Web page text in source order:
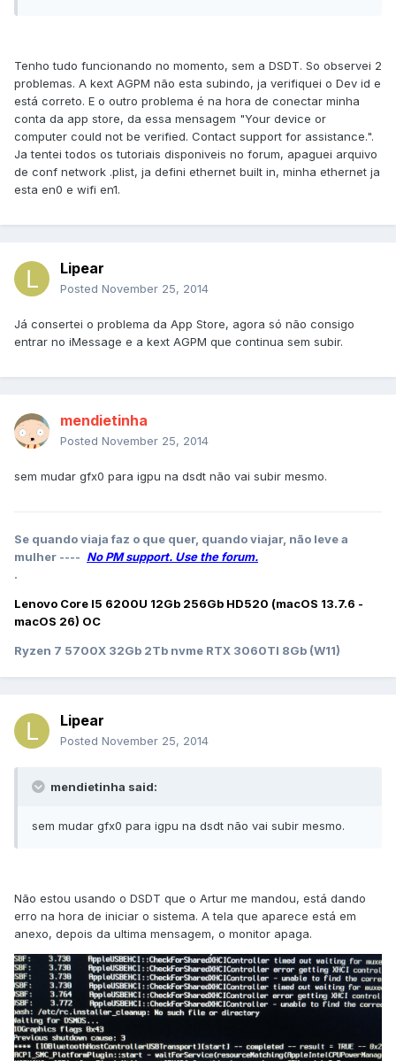
Tenho tudo funcionando no momento, sem a DSDT. So observei 2
problemas. A kext AGPM não esta subindo, ja verifiquei o Dev id e
está correto. E o outro problema é na hora de conectar minha
conta da app store, da essa mensagem "Your device or
computer could not be verified. Contact support for assistance.".
Ja tentei todos os tutoriais disponiveis no forum, apaguei arquivo
de conf network .plist, ja defini ethernet built in, minha ethernet ja
esta en0 e wifi en1.
Lipear
Posted November 25, 2014
Já consertei o problema da App Store, agora só não consigo
entrar no iMessage e a kext AGPM que continua sem subir.
mendietinha
Posted November 25, 2014
sem mudar gfx0 para igpu na dsdt não vai subir mesmo.
Se quando viaja faz o que quer, quando viajar, não leve a
mulher ---- No PM support. Use the forum.
.
Lenovo Core I5 6200U 12Gb 256Gb HD520 (macOS 13.7.6 -
macOS 26) OC
Ryzen 7 5700X 32Gb 2Tb nvme RTX 3060TI 8Gb (W11)
Lipear
Posted November 25, 2014
mendietinha said:
sem mudar gfx0 para igpu na dsdt não vai subir mesmo.
Não estou usando o DSDT que o Artur me mandou, está dando
erro na hora de iniciar o sistema. A tela que aparece está em
anexo, depois da ultima mensagem, o monitor apaga.